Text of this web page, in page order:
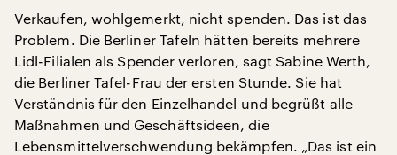
Verkaufen, wohlgemerkt, nicht spenden. Das ist das
Problem. Die Berliner Tafeln hätten bereits mehrere
Lidl-Filialen als Spender verloren, sagt Sabine Werth,
die Berliner Tafel-Frau der ersten Stunde. Sie hat
Verständnis für den Einzelhandel und begrüßt alle
Maßnahmen und Geschäftsideen, die
Lebensmittelverschwendung bekämpfen. „Das ist ein